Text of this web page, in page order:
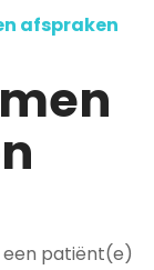
afspraken
patiënt(e)